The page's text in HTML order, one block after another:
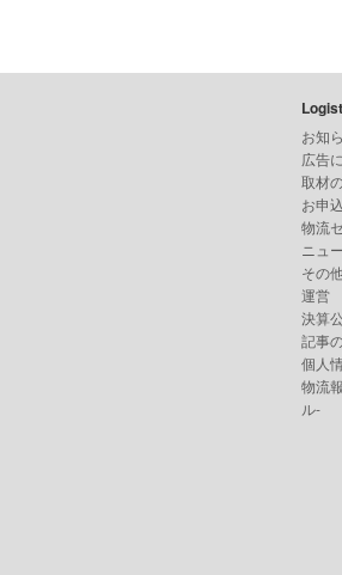
お知
広告
取材
お申
物流
ニュ
その
運営
決算
記事
個人
物流
ル-